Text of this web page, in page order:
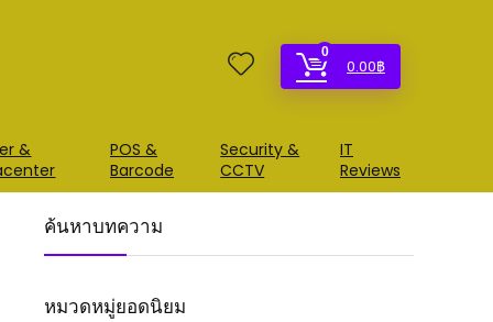
0
0.00฿
&
POS &
Barcode
Security &
CCTV
IT
Reviews
ค้นหาบทความ
หมวดหมู่ยอดนิยม